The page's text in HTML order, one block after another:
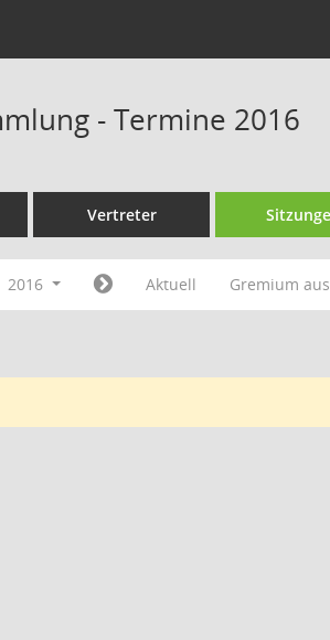
- Termine 2016
Vertreter
2016 Aktuell Gremium